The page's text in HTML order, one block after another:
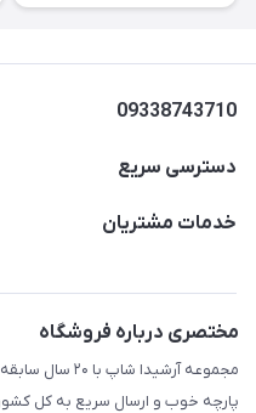
09338743710
دسترسی سریع
حساب کاربری
لیست محصولات
درباره ما
تماس با ما
خدمات مشتریان
مختصری درباره فروشگاه
مجموعه
پارچه خوب و ارسال سریع به کل